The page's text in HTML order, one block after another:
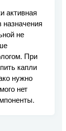
активная
назначения
не
При
капли
нужно
нет